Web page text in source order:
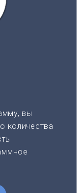
вы
количества